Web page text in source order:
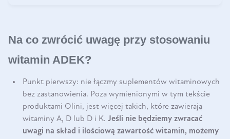
Na co zwrócić uwagę przy stosowaniu
witamin ADEK?
Punkt pierwszy: nie łączmy suplementów witaminowych
bez zastanowienia. Poza wymienionymi w tym tekście
produktami Olini, jest więcej takich, które zawierają
witaminy A, D lub D i K. Jeśli nie będziemy zwracać
uwagi na skład i ilościową zawartość witamin, możemy